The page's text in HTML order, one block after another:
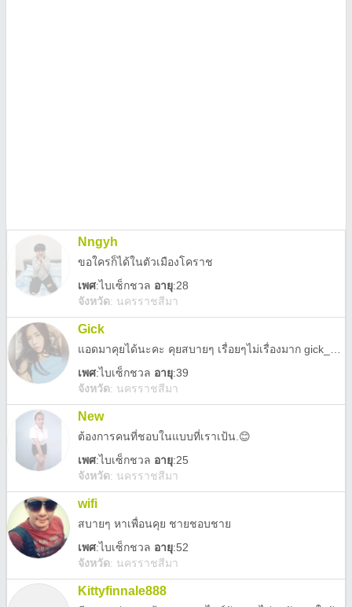
Nngyh
ขอใครก็ได้ในตัวเมืองโคราช
เพศ:ไบเซ็กชวล อายุ:28
จังหวัด: นครราชสีมา
Gick
เพศ:ไบเซ็กชวล อายุ:39
จังหวัด: นครราชสีมา
New
ต้องการคนที่ชอบในแบบที่เราเป้น.😊
เพศ:ไบเซ็กชวล อายุ:25
จังหวัด: นครราชสีมา
wifi
สบายๆ หาเพื่อนคุย ชายชอบชาย
เพศ:ไบเซ็กชวล อายุ:52
จังหวัด: นครราชสีมา
Kittyfinnale888